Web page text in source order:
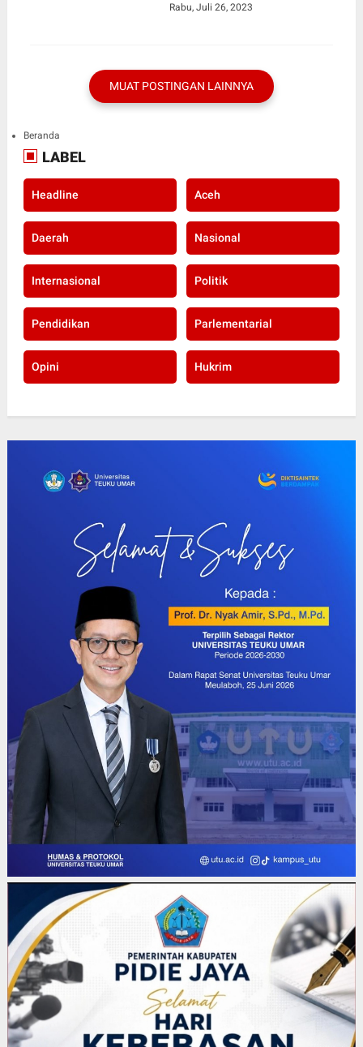
Rabu, Juli 26, 2023
MUAT POSTINGAN LAINNYA
Beranda
LABEL
Headline Aceh
Daerah Nasional
Internasional Politik
Pendidikan Parlementarial
Opini Hukrim